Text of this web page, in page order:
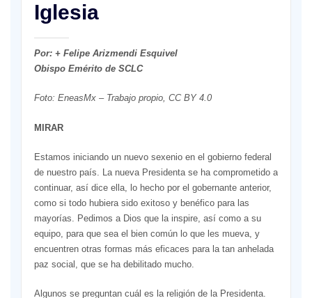
Iglesia
Por: + Felipe Arizmendi Esquivel
Obispo Emérito de SCLC
Foto: EneasMx – Trabajo propio, CC BY 4.0
MIRAR
Estamos iniciando un nuevo sexenio en el gobierno federal
de nuestro país. La nueva Presidenta se ha comprometido a
continuar, así dice ella, lo hecho por el gobernante anterior,
como si todo hubiera sido exitoso y benéfico para las
mayorías. Pedimos a Dios que la inspire, así como a su
equipo, para que sea el bien común lo que les mueva, y
encuentren otras formas más eficaces para la tan anhelada
paz social, que se ha debilitado mucho.
Algunos se preguntan cuál es la religión de la Presidenta.